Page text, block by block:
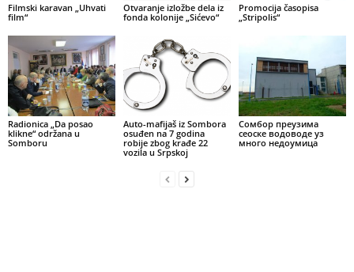
Filmski karavan „Uhvati
film“
Otvaranje izložbe dela iz
fonda kolonije „Sićevo“
Promocija časopisa
„Stripolis“
Radionica „Da posao
klikne“ održana u
Somboru
Auto-mafijaš iz Sombora
osuđen na 7 godina
robije zbog krađe 22
vozila u Srpskoj
Сомбор преузима
сеоске водоводе уз
много недоумица